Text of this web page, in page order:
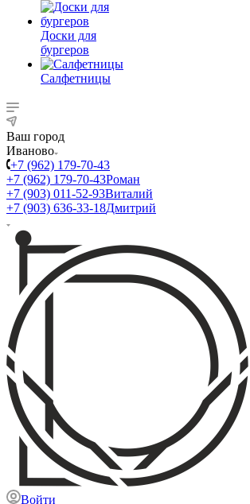
Доски для
бургеров
Салфетницы
Ваш город
Иваново
+7 (962) 179-70-43
+7 (962) 179-70-43Роман
+7 (903) 011-52-93Виталий
+7 (903) 636-33-18Дмитрий
Войти